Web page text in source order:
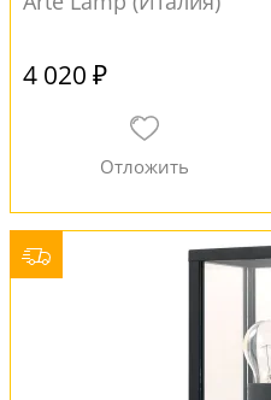
4 020 ₽